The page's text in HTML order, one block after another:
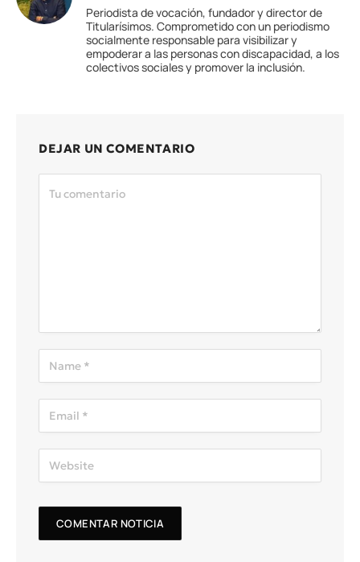
Periodista de vocación, fundador y director de
Titularísimos. Comprometido con un periodismo
socialmente responsable para visibilizar y
empoderar a las personas con discapacidad, a los
colectivos sociales y promover la inclusión.
DEJAR UN COMENTARIO